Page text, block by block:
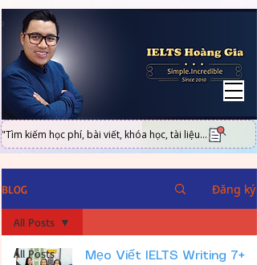
"Tìm kiếm học phí, bài viết, khóa học, tài liệu...
BLOG Đăng ký
All Posts
All Posts
Mẹo Viết IELTS Writing 7+